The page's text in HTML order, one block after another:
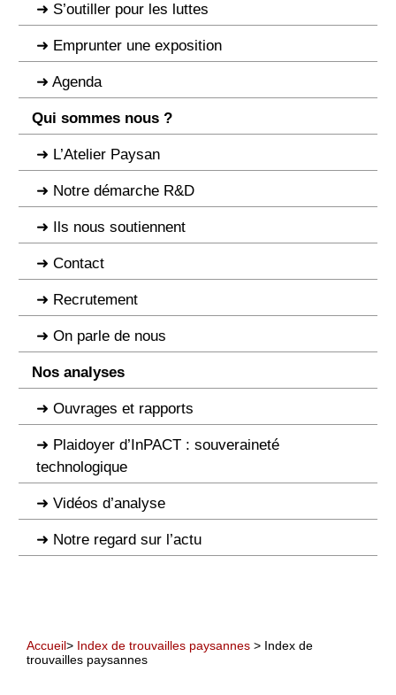
S’outiller pour les luttes
Emprunter une exposition
Agenda
Qui sommes nous ?
L’Atelier Paysan
Notre démarche R&D
Ils nous soutiennent
Contact
Recrutement
On parle de nous
Nos analyses
Ouvrages et rapports
Plaidoyer d’InPACT : souveraineté
technologique
Vidéos d’analyse
Notre regard sur l’actu
Accueil> Index de trouvailles paysannes > Index de
trouvailles paysannes